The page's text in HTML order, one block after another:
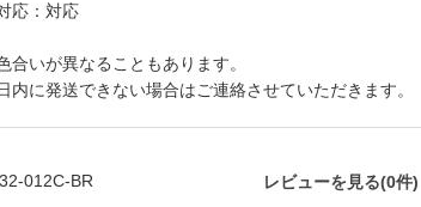
応：対応
合いが異なることもあります。
に発送できない場合はご連絡させていただきます。
012C-BR レビューを見る(0件)